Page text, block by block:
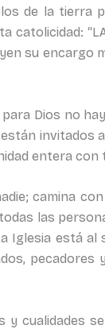
de la tierra
su encargo
Dios no
invitados
entera con
camina
las
Iglesia está
y cualidades